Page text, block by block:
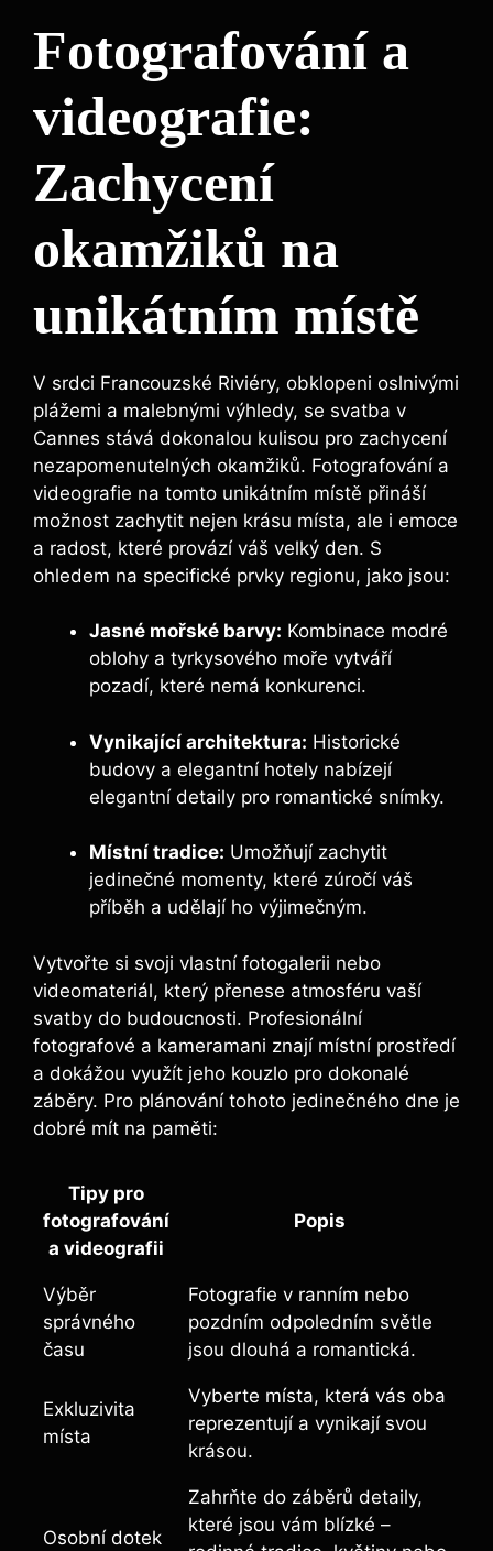
Fotografování a
videografie:
Zachycení
okamžiků na
unikátním místě
V srdci Francouzské Riviéry, obklopeni oslnivými
plážemi a malebnými výhledy, se svatba v
Cannes stává dokonalou kulisou pro zachycení
nezapomenutelných okamžiků. Fotografování a
videografie na tomto unikátním místě přináší
možnost zachytit nejen krásu místa, ale i emoce
a radost, které provází váš velký den. S
ohledem na specifické prvky regionu, jako jsou:
Jasné mořské barvy: Kombinace modré
oblohy a tyrkysového moře vytváří
pozadí, které nemá konkurenci.
Vynikající architektura: Historické
budovy a elegantní hotely nabízejí
elegantní detaily pro romantické snímky.
Místní tradice: Umožňují zachytit
jedinečné momenty, které zúročí váš
příběh a udělají ho výjimečným.
Vytvořte si svoji vlastní fotogalerii nebo
videomateriál, který přenese atmosféru vaší
svatby do budoucnosti. Profesionální
fotografové a kameramani znají místní prostředí
a dokážou využít jeho kouzlo pro dokonalé
záběry. Pro plánování tohoto jedinečného dne je
dobré mít na paměti:
Tipy pro
fotografování
a videografii
Popis
Výběr
správného
času
Fotografie v ranním nebo
pozdním odpoledním světle
jsou dlouhá a romantická.
Exkluzivita
místa
Vyberte místa, která vás oba
reprezentují a vynikají svou
krásou.
Osobní dotek
Zahrňte do záběrů detaily,
které jsou vám blízké –